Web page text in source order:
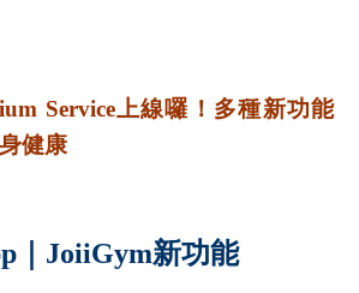
Service上線囉！多種新功能
健康
｜JoiiGym新功能